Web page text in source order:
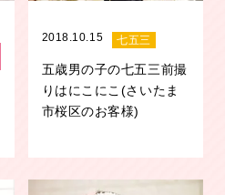
2018.10.15 七五三
五歳男の子の七五三前撮
りはにこにこ(さいたま
市桜区のお客様)